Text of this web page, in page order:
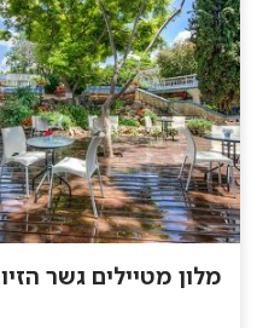
מלון מטיילים גשר הזיו